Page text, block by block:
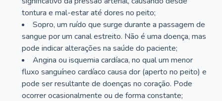
tontura e mal-estar até dores no peito;
Sopro, um ruído que surge durante a passagem de
sangue por um canal estreito. Não é uma doença, mas
pode indicar alterações na saúde do paciente;
Angina ou isquemia cardíaca, no qual um menor
fluxo sanguíneo cardíaco causa dor (aperto no peito) e
pode ser resultante de doenças no coração. Pode
ocorrer ocasionalmente ou de forma constante;